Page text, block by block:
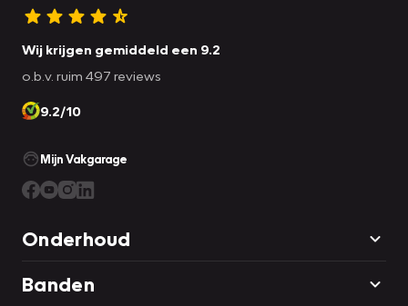
Wij krijgen gemiddeld een 9.2
o.b.v. ruim 497 reviews
9.2/10
Mijn Vakgarage
Onderhoud
Banden